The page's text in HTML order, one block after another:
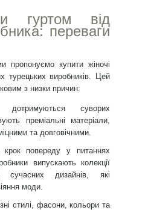
гуртом від
переваги
пропонуємо купити жіночі
турецьких виробників. Цей
з низки причин:
дотримуються суворих
преміальні матеріали,
та довговічними.
попереду у питаннях
випускають колекції
дизайнів, які
моди.
стилі, фасони, кольори та